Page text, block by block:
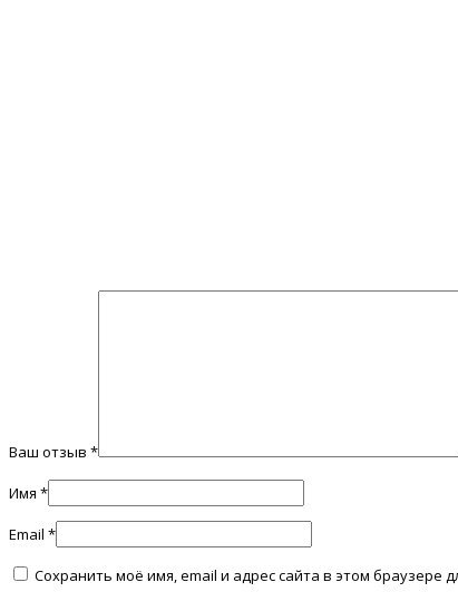
Ваш отзыв *
Имя *
Email *
Сохранить моё имя, email и адрес сайта в этом браузере